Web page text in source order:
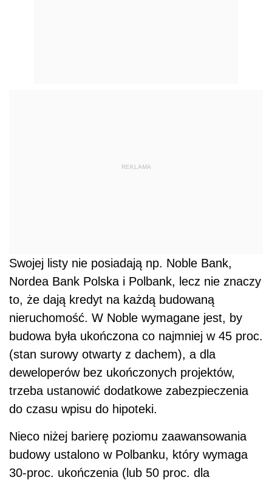
REKLAMA
Swojej listy nie posiadają np. Noble Bank,
Nordea Bank Polska i Polbank, lecz nie znaczy
to, że dają kredyt na każdą budowaną
nieruchomość. W Noble wymagane jest, by
budowa była ukończona co najmniej w 45 proc.
(stan surowy otwarty z dachem), a dla
deweloperów bez ukończonych projektów,
trzeba ustanowić dodatkowe zabezpieczenia
do czasu wpisu do hipoteki.
Nieco niżej barierę poziomu zaawansowania
budowy ustalono w Polbanku, który wymaga
30-proc. ukończenia (lub 50 proc. dla